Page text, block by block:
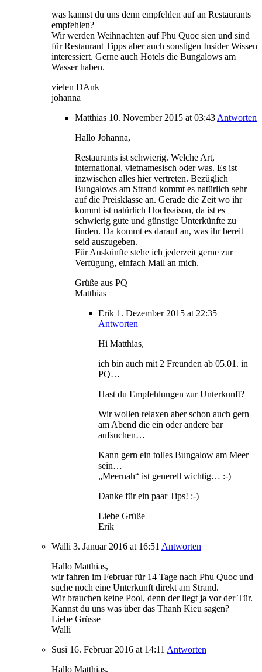
was kannst du uns denn empfehlen auf an Restaurants
empfehlen?
Wir werden Weihnachten auf Phu Quoc sien und sind
für Restaurant Tipps aber auch sonstigen Insider Wissen
interessiert. Gerne auch Hotels die Bungalows am
Wasser haben.
vielen DAnk
johanna
Matthias 10. November 2015 at 03:43 Antworten
Hallo Johanna,
Restaurants ist schwierig. Welche Art,
international, vietnamesisch oder was. Es ist
inzwischen alles hier vertreten. Bezüglich
Bungalows am Strand kommt es natürlich sehr
auf die Preisklasse an. Gerade die Zeit wo ihr
kommt ist natürlich Hochsaison, da ist es
schwierig gute und günstige Unterkünfte zu
finden. Da kommt es darauf an, was ihr bereit
seid auszugeben.
Für Auskünfte stehe ich jederzeit gerne zur
Verfügung, einfach Mail an mich.
Grüße aus PQ
Matthias
Erik 1. Dezember 2015 at 22:35
Antworten
Hi Matthias,
ich bin auch mit 2 Freunden ab 05.01. in
PQ…
Hast du Empfehlungen zur Unterkunft?
Wir wollen relaxen aber schon auch gern
am Abend die ein oder andere bar
aufsuchen…
Kann gern ein tolles Bungalow am Meer
sein…
„Meernah“ ist generell wichtig… :-)
Danke für ein paar Tips! :-)
Liebe Grüße
Erik
Walli 3. Januar 2016 at 16:51 Antworten
Hallo Matthias,
wir fahren im Februar für 14 Tage nach Phu Quoc und
suche noch eine Unterkunft direkt am Strand.
Wir brauchen keine Pool, denn der liegt ja vor der Tür.
Kannst du uns was über das Thanh Kieu sagen?
Liebe Grüsse
Walli
Susi 16. Februar 2016 at 14:11 Antworten
Hallo Matthias,